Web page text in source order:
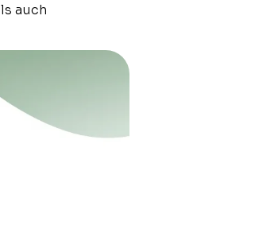
auch